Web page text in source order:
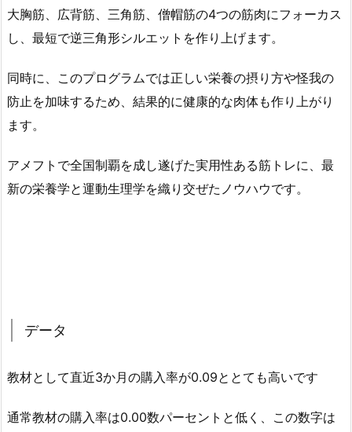
大胸筋、広背筋、三角筋、僧帽筋の4つの筋肉にフォーカス
し、最短で逆三角形シルエットを作り上げます。
同時に、このプログラムでは正しい栄養の摂り方や怪我の
防止を加味するため、結果的に健康的な肉体も作り上がり
ます。
アメフトで全国制覇を成し遂げた実用性ある筋トレに、最
新の栄養学と運動生理学を織り交ぜたノウハウです。
データ
教材として直近3か月の購入率が0.09ととても高いです
通常教材の購入率は0.00数パーセントと低く、この数字は